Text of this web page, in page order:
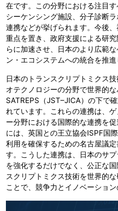
在です。この分野における注目
シーケンシング施設、分子診断
連携などが挙げられます。今後
重点を置き、政府支援による研
らに加速させ、日本のより広範
ン・エコシステムへの統合を推進
日本のトランスクリプトミクス
オテクノロジーの分野で世界的
SATREPS（JST–JICA）の下で
れています。これらの連携は、
ー分野における国際的な連携を
には、英国との王立協会ISPF国
利用を確保するための名古屋議
す。こうした連携は、日本のサ
を強化するだけでなく、公正な
スクリプトミクス技術を世界的
ことで、競争力とイノベーション